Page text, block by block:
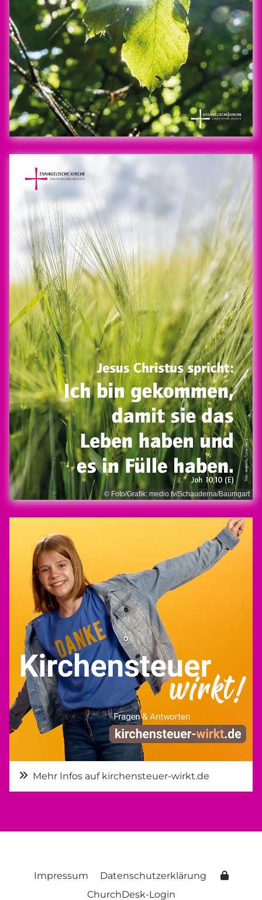
© Foto/Grafik: medio.tv/Schauderna/Baumgart
Mehr Infos auf kirchensteuer-wirkt.de
Impressum
Datenschutzerklärung
ChurchDesk-Login